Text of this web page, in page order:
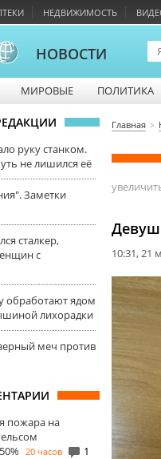
НЕДВИЖИМОСТЬ
НОВОСТИ
МИРОВЫЕ ПОЛИТИКА
руку станком.
не лишился её
Заметки
сталкер,
с
обработают ядом
лихорадки
меч против
пожара на
20 часов 1
Главная
10:31, 21